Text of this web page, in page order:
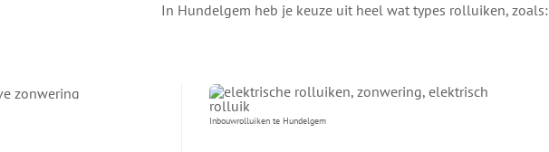
In Hundelgem heb je keuze uit heel wat types rolluiken, zoals:
Inbouwrolluiken te Hundelgem